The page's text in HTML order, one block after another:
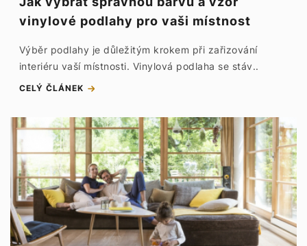
vinylové podlahy pro vaši místnost
Výběr podlahy je důležitým krokem při zařizování
interiéru vaší místnosti. Vinylová podlaha se stáv..
CELÝ ČLÁNEK